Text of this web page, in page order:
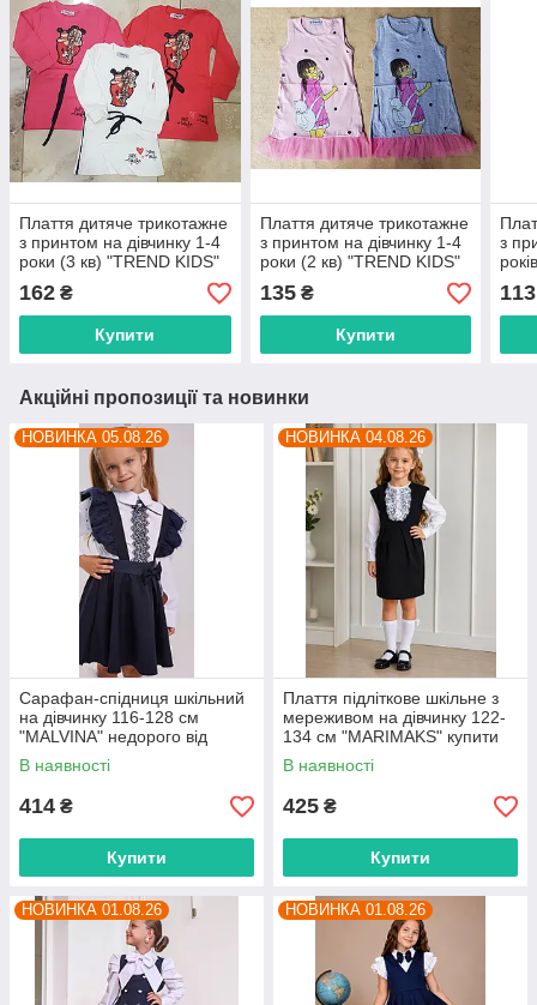
Плаття дитяче трикотажне
з принтом на дівчинку 1-4
роки (3 кв) "TREND KIDS"
недорого від прямого
постачальника
162 ₴
Купити
Плаття дитяче трикотажне
з принтом на дівчинку 1-4
роки (2 кв) "TREND KIDS"
недорого від прямого
постачальника
135₴
Купити
з
7км
113
Акційні пропозиції та новинки
НОВИНКА 05.08.26
Сарафан-спідниця шкільний
на дівчинку 116-128 см
"MALVINA" недорого від
прямого постачальника
В наявності
414 ₴
Купити
НОВИНКА 04.08.26
Плаття підліткове шкільне з
мереживом на дівчинку 122-
134 см "MARIMAKS" купити
гуртом в Одесі на 7км
В наявності
425 ₴
Купити
НОВИНКА 01.08.26 НОВИНКА 01.08.26